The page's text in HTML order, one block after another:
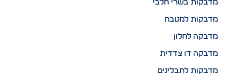
מדבקות בשרי חלבי
מדבקות למטבח
מדבקה לחלון
מדבקה דו צדדית
מדבקות לתבלינים